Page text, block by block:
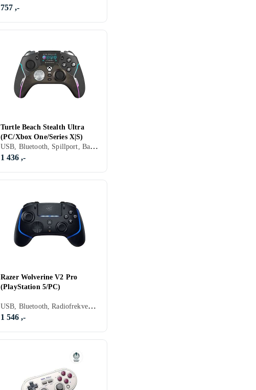
757 ,-
Turtle Beach Stealth Ultra
(PC/Xbox One/Series X|S)
USB, Bluetooth, Spillport, Batteridrevet, PC, Xbox One, Mobil, Xbox Series X/Series S, Vibrasjonsfunksjon, Ergonomisk grep, Programmerbare knapper, Mottaker inkludert
1 436 ,-
Razer Wolverine V2 Pro
(PlayStation 5/PC)
USB, Bluetooth, Radiofrekvens (RF), Spillport, Batteridrevet, PC, Mobil, PS5, Vibrasjonsfunksjon, LED bakgrunnsbelysning, Programmerbare knapper
1 546 ,-